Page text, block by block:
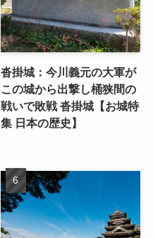
沓掛城：今川義元の大軍が
この城から出撃し桶狭間の
戦いで敗戦 沓掛城【お城特
集 日本の歴史】